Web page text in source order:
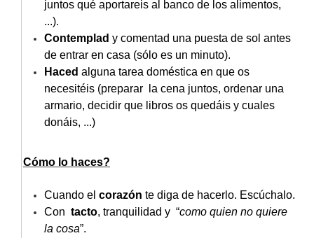
juntos qué aportareis al banco de los alimentos,
...).
Contemplad y comentad una puesta de sol antes
de entrar en casa (sólo es un minuto).
Haced alguna tarea doméstica en que os
necesitéis (preparar la cena juntos, ordenar una
armario, decidir que libros os quedáis y cuales
donáis, ...)
¿Cómo lo haces?
Cuando el corazón te diga de hacerlo. Escúchalo.
Con tacto, tranquilidad y “como quien no quiere
la cosa”.